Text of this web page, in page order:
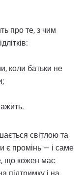
про те, з чим
коли батьки не
світлою та
є промінь — і саме
що кожен має
підтримку і на